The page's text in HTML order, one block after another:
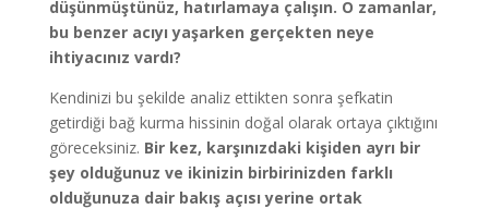
düşünmüştünüz, hatırlamaya çalışın. O zamanlar,
bu benzer acıyı yaşarken gerçekten neye
ihtiyacınız vardı?
Kendinizi bu şekilde analiz ettikten sonra şefkatin
getirdiği bağ kurma hissinin doğal olarak ortaya çıktığını
göreceksiniz. Bir kez, karşınızdaki kişiden ayrı bir
şey olduğunuz ve ikinizin birbirinizden farklı
olduğunuza dair bakış açısı yerine ortak